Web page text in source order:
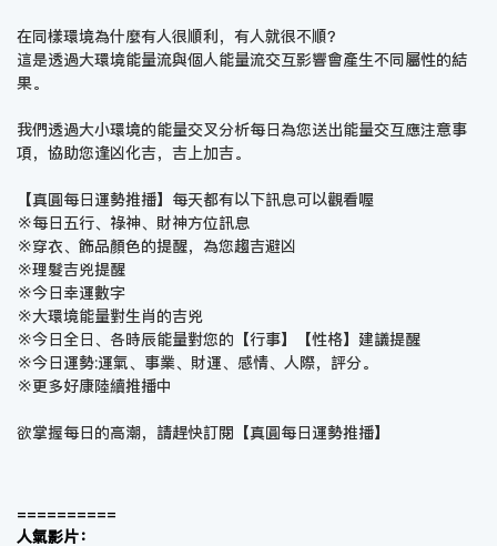
在同樣環境為什麼有人很順利，有人就很不順？
這是透過大環境能量流與個人能量流交互影響會產生不同屬性的結
果。
我們透過大小環境的能量交叉分析每日為您送出能量交互應注意事
項，協助您逢凶化吉，吉上加吉。
【真圓每日運勢推播】每天都有以下訊息可以觀看喔
※每日五行、祿神、財神方位訊息
※穿衣、飾品顏色的提醒，為您趨吉避凶
※理髮吉兇提醒
※今日幸運數字
※大環境能量對生肖的吉兇
※今日全日、各時辰能量對您的【行事】【性格】建議提醒
※今日運勢:運氣、事業、財運、感情、人際，評分。
※更多好康陸續推播中
欲掌握每日的高潮，請趕快訂閱【真圓每日運勢推播】
==========
人氣影片：